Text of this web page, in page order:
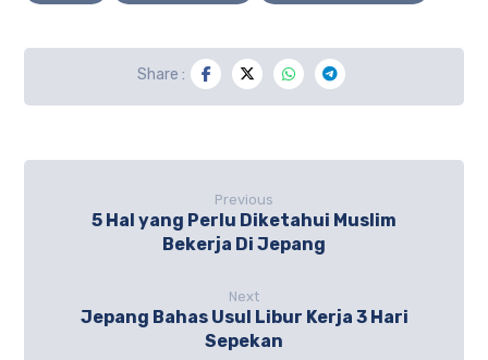
Previous
5 Hal yang Perlu Diketahui Muslim
Bekerja Di Jepang
Next
Jepang Bahas Usul Libur Kerja 3 Hari
Sepekan